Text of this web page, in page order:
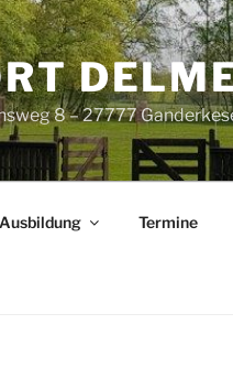
8 – 27777
Ausbildung Termine